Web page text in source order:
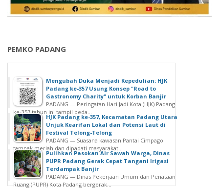
PEMKO PADANG
Mengubah Duka Menjadi Kepedulian: HJK
Padang ke-357 Usung Konsep "Road to
Gastronomy Charity" untuk Korban Banjir
PADANG — Peringatan Hari Jadi Kota (HJK) Padang
ke-357 tahun ini tampil beda...
HJK Padang ke-357, Kecamatan Padang Utara
Unjuk Kearifan Lokal dan Potensi Laut di
Festival Telong-Telong
PADANG — Suasana kawasan Pantai Cimpago
tampak meriah dan dipadati masyarakat...
Pulihkan Pasokan Air Sawah Warga, Dinas
PUPR Padang Gerak Cepat Tangani Irigasi
Terdampak Banjir
PADANG — Dinas Pekerjaan Umum dan Penataan
Ruang (PUPR) Kota Padang bergerak...